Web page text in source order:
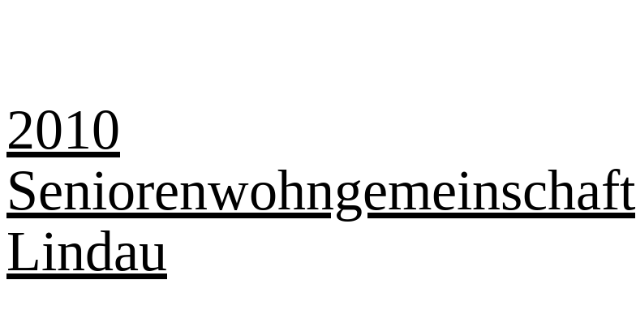
2010
Seniorenwohngemeinschaft
Lindau